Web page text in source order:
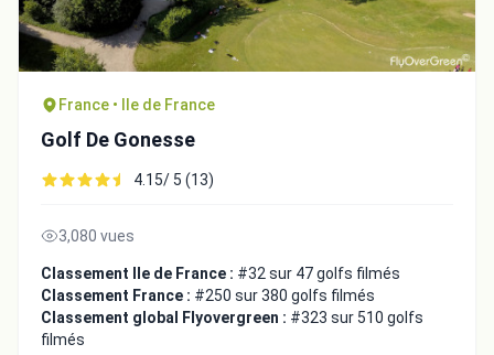
France • Ile de France
Golf De Gonesse
4.15/ 5 (13)
3,080 vues
Classement Ile de France : #32 sur 47 golfs filmés
Classement France : #250 sur 380 golfs filmés
Classement global Flyovergreen : #323 sur 510 golfs
filmés